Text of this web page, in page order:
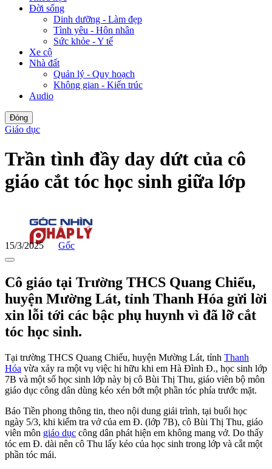
Đời sống
Dinh dưỡng - Làm đẹp
Tình yêu - Hôn nhân
Sức khỏe - Y tế
Xe cộ
Nhà đất
Quản lý - Quy hoạch
Không gian - Kiến trúc
Audio
Đóng
Giáo dục
Trần tình đầy day dứt của cô
giáo cắt tóc học sinh giữa lớp
15/3/2025 Gốc
Cô giáo tại Trường THCS Quang Chiểu,
huyện Mường Lát, tỉnh Thanh Hóa gửi lời
xin lỗi tới các bậc phụ huynh vì đã lỡ cắt
tóc học sinh.
Tại trường THCS Quang Chiểu, huyện Mường Lát, tỉnh Thanh
Hóa vừa xảy ra một vụ việc hi hữu khi em Hà Đình Đ., học sinh lớp
7B và một số học sinh lớp này bị cô Bùi Thị Thu, giáo viên bộ môn
giáo dục công dân dùng kéo xén bớt một phần tóc phía trước mặt.
Báo Tiền phong thông tin, theo nội dung giải trình, tại buổi học
ngày 5/3, khi kiểm tra vở của em Đ. (lớp 7B), cô Bùi Thị Thu, giáo
viên môn giáo dục công dân phát hiện em không mang vở. Do thấy
tóc em Đ. dài nên cô Thu lấy kéo của học sinh trong lớp và cắt một
phần tóc mái.